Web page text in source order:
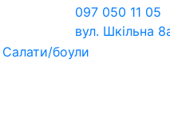
097 050 11 05
вул. Шкільна
Салати/боули